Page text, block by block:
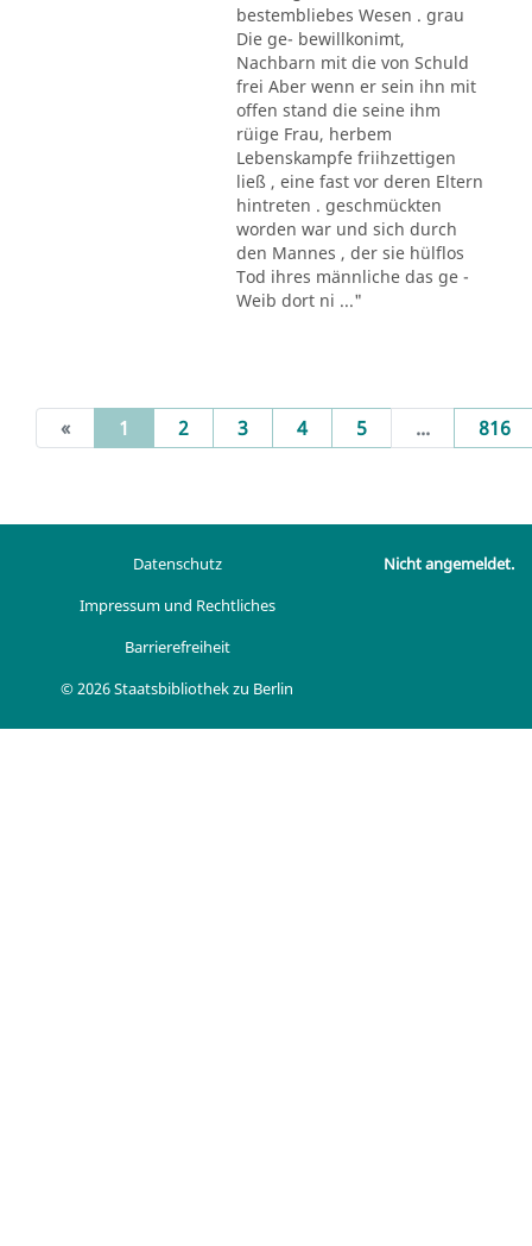
bestembliebes Wesen . grau
Die ge- bewillkonimt,
Nachbarn mit die von Schuld
frei Aber wenn er sein ihn mit
offen stand die seine ihm
rüige Frau, herbem
Lebenskampfe friihzettigen
ließ , eine fast vor deren Eltern
hintreten . geschmückten
worden war und sich durch
den Mannes , der sie hülflos
Tod ihres männliche das ge -
Weib dort ni ..."
« 1 (current)
2 3 4 5 ... 816
Datenschutz
Impressum und Rechtliches
Barrierefreiheit
© 2026 Staatsbibliothek zu Berlin
Nicht angemeldet.